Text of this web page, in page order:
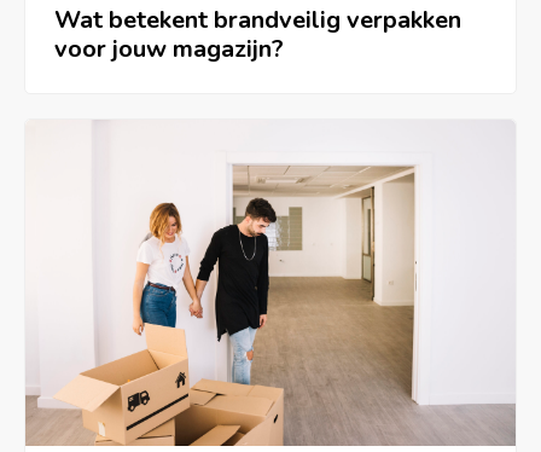
Wat betekent brandveilig verpakken
voor jouw magazijn?